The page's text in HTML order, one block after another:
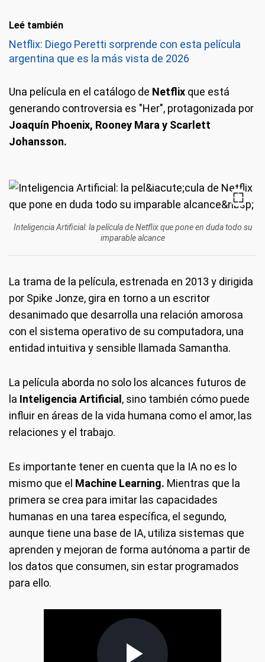
Leé también
Netflix: Diego Peretti sorprende con esta película
argentina que es la más vista de 2026
Una película en el catálogo de Netflix que está
generando controversia es "Her", protagonizada por
Joaquín Phoenix, Rooney Mara y Scarlett
Johansson.
Inteligencia Artificial: la película de Netflix que pone en duda todo su
imparable alcance
La trama de la película, estrenada en 2013 y dirigida
por Spike Jonze, gira en torno a un escritor
desanimado que desarrolla una relación amorosa
con el sistema operativo de su computadora, una
entidad intuitiva y sensible llamada Samantha.
La película aborda no solo los alcances futuros de
la Inteligencia Artificial , sino también cómo puede
influir en áreas de la vida humana como el amor, las
relaciones y el trabajo.
Es importante tener en cuenta que la IA no es lo
mismo que el Machine Learning. Mientras que la
primera se crea para imitar las capacidades
humanas en una tarea específica, el segundo,
aunque tiene una base de IA, utiliza sistemas que
aprenden y mejoran de forma autónoma a partir de
los datos que consumen, sin estar programados
para ello.